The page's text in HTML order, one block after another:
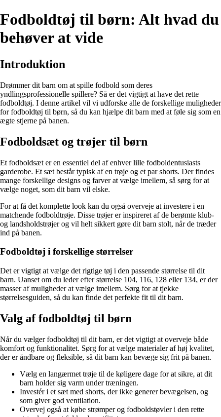
Fodboldtøj til børn: Alt hvad du
behøver at vide
Introduktion
Drømmer dit barn om at spille fodbold som deres
yndlingsprofessionelle spillere? Så er det vigtigt at have det rette
fodboldtøj. I denne artikel vil vi udforske alle de forskellige muligheder
for fodboldtøj til børn, så du kan hjælpe dit barn med at føle sig som en
ægte stjerne på banen.
Fodboldsæt og trøjer til børn
Et fodboldsæt er en essentiel del af enhver lille fodboldentusiasts
garderobe. Et sæt består typisk af en trøje og et par shorts. Der findes
mange forskellige designs og farver at vælge imellem, så sørg for at
vælge noget, som dit barn vil elske.
For at få det komplette look kan du også overveje at investere i en
matchende fodboldtrøje. Disse trøjer er inspireret af de berømte klub-
og landsholdstrøjer og vil helt sikkert gøre dit barn stolt, når de træder
ind på banen.
Fodboldtøj i forskellige størrelser
Det er vigtigt at vælge det rigtige tøj i den passende størrelse til dit
barn. Uanset om du leder efter størrelse 104, 116, 128 eller 134, er der
masser af muligheder at vælge imellem. Sørg for at tjekke
størrelsesguiden, så du kan finde det perfekte fit til dit barn.
Valg af fodboldtøj til børn
Når du vælger fodboldtøj til dit barn, er det vigtigt at overveje både
komfort og funktionalitet. Sørg for at vælge materialer af høj kvalitet,
der er åndbare og fleksible, så dit barn kan bevæge sig frit på banen.
Vælg en langærmet trøje til de køligere dage for at sikre, at dit
barn holder sig varm under træningen.
Investér i et sæt med shorts, der ikke generer bevægelsen, og
som giver god ventilation.
Overvej også at købe strømper og fodboldstøvler i den rette